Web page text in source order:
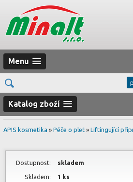
Menu
Katalog zboží
APIS kosmetika » Péče o pleť » Liftingující
Dostupnost: skladem
Skladem: 1 ks